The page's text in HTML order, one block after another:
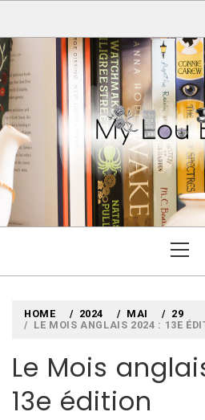
content
VOYAGES
ANGLETERRE
Menu
HOME 2024 MAI
29
LE MOIS ANGLAIS 2024 : 13E
Le Mois
13e édition